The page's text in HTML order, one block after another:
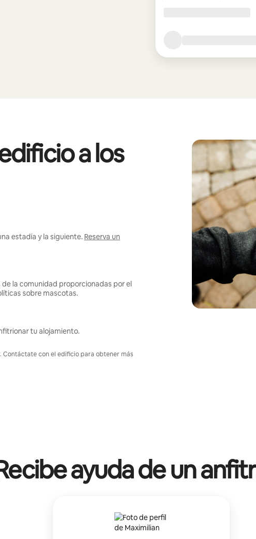
a los
estadía y la siguiente. Reserva un
la comunidad proporcionadas por el
sobre mascotas.
tu alojamiento.
Contáctate con el edificio para obtener más
ayuda de un